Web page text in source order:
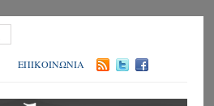
ΕΠΙΚΟΙΝΩΝΙΑ